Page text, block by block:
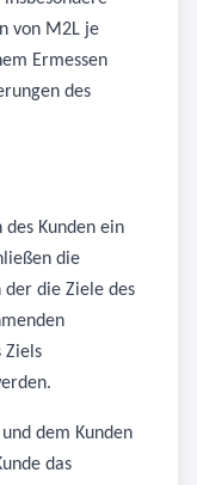
von M2L je
Ermessen
des
Kunden ein
die
der die Ziele des
Ziels
dem Kunden
das